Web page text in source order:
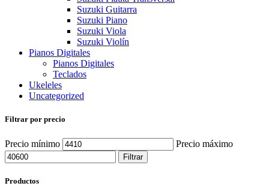
Suzuki Guitarra
Suzuki Piano
Suzuki Viola
Suzuki Violín
Pianos Digitales
Pianos Digitales
Teclados
Ukeleles
Uncategorized
Filtrar por precio
Precio mínimo Precio máximo
Filtrar
Productos